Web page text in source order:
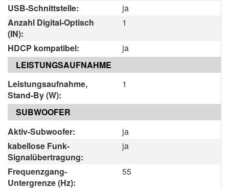
USB-Schnittstelle:
ja
Anzahl Digital-Optisch
(IN):
1
HDCP kompatibel:
ja
LEISTUNGSAUFNAHME
Leistungsaufnahme,
Stand-By (W):
1
SUBWOOFER
Aktiv-Subwoofer:
ja
kabellose Funk-
Signalübertragung:
ja
Frequenzgang-
Untergrenze (Hz):
55